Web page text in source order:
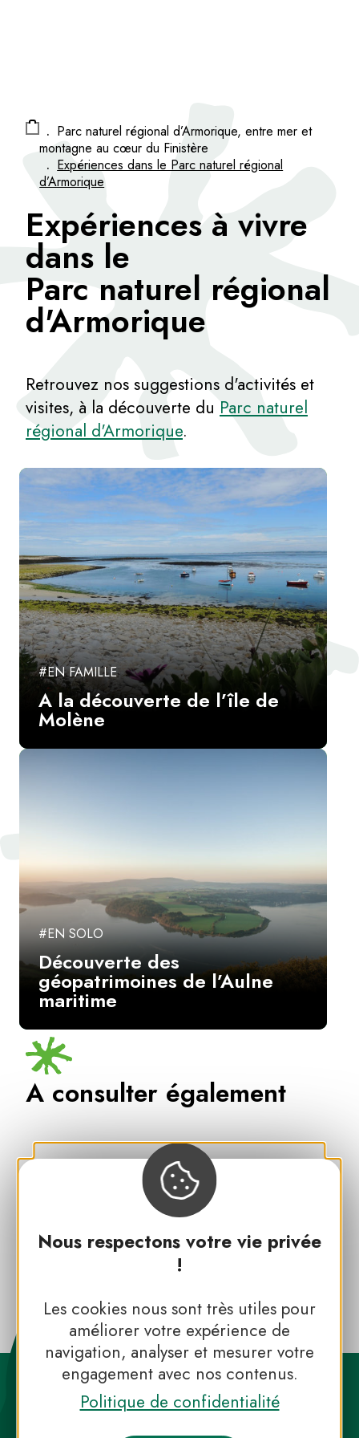
Nous respectons votre vie privée
!
Les cookies nous sont très utiles pour
améliorer votre expérience de
navigation, analyser et mesurer votre
engagement avec nos contenus.
Politique de confidentialité
. Parc naturel régional d’Armorique, entre mer et
montagne au cœur du Finistère
. Expériences dans le Parc naturel régional
d’Armorique
Expériences à vivre
dans le
Parc naturel régional
d'Armorique
Retrouvez nos suggestions d'activités et
visites, à la découverte du Parc naturel
régional d'Armorique.
#EN FAMILLE
A la découverte de l’île de
Molène
#EN SOLO
Découverte des
géopatrimoines de l’Aulne
maritime
A consulter également
Le Parc naturel régional
d'Armorique
Toutes les expériences dans les
Parcs naturels régionaux